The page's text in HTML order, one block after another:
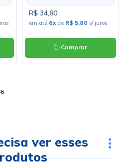
R$ 34,80
em até 6xde R$ 5,80 s/ juros
Comprar
ver esses